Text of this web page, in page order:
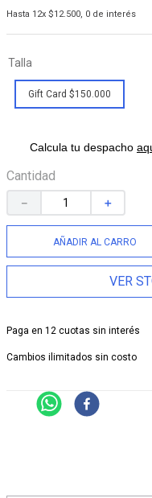
6.
zapatilla negra
9.
jump kick
Hasta 12x $12.500, 0 de interés
Talla
Gift Card $150.000
Calcula tu despacho
Cantidad
＋
－
AÑADIR AL CARRO
VER
Paga en 12 cuotas sin interés
Cambios ilimitados sin costo